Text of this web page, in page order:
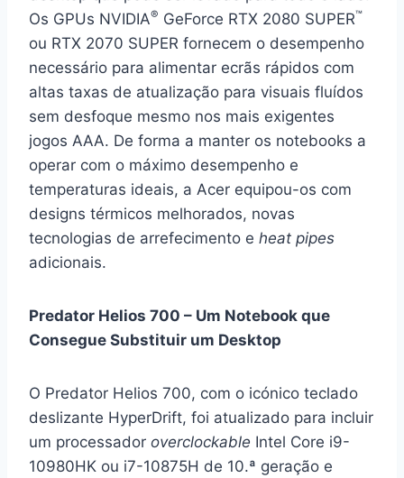
Os GPUs NVIDIA® GeForce RTX 2080 SUPER™
ou RTX 2070 SUPER fornecem o desempenho
necessário para alimentar ecrãs rápidos com
altas taxas de atualização para visuais fluídos
sem desfoque mesmo nos mais exigentes
jogos AAA. De forma a manter os notebooks a
operar com o máximo desempenho e
temperaturas ideais, a Acer equipou-os com
designs térmicos melhorados, novas
tecnologias de arrefecimento e heat pipes
adicionais.
Predator Helios 700 – Um Notebook que
Consegue Substituir um Desktop
O Predator Helios 700, com o icónico teclado
deslizante HyperDrift, foi atualizado para incluir
um processador overclockable Intel Core i9-
10980HK ou i7-10875H de 10.ª geração e